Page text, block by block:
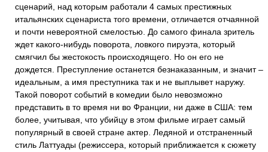
сценарий, над которым работали 4 самых престижных
итальянских сценариста того времени, отличается отчаянной
и почти невероятной смелостью. До самого финала зритель
ждет какого-нибудь поворота, ловкого пируэта, который
смягчил бы жестокость происходящего. Но он его не
дождется. Преступление останется безнаказанным, и значит –
идеальным, а имя преступника так и не выплывет наружу.
Такой поворот событий в комедии было невозможно
представить в то время ни во Франции, ни даже в США: тем
более, учитывая, что убийцу в этом фильме играет самый
популярный в своей стране актер. Ледяной и отстраненный
стиль Латтуады (режиссера, который приближается к сюжету